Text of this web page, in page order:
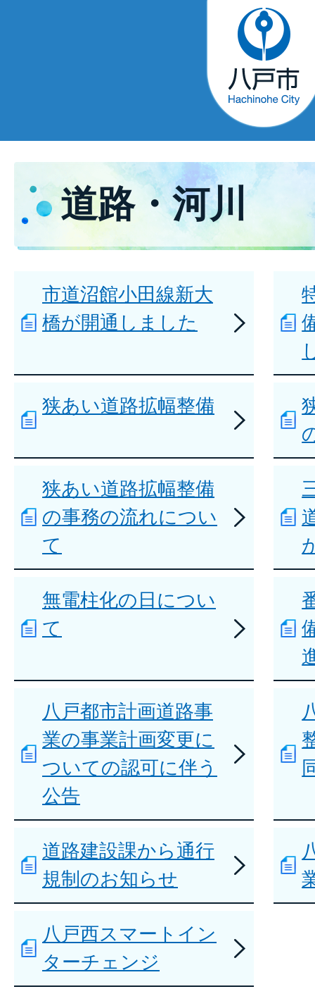
道路・河川
市道沼館小田線新大
橋が開通しました
狭あい道路拡幅整備
狭あい道路拡幅整備
の事務の流れについ
て
無電柱化の日につい
て
八戸都市計画道路事
業の事業計画変更に
ついての認可に伴う
公告
道路建設課から通行
規制のお知らせ
八戸西スマートイン
ターチェンジ